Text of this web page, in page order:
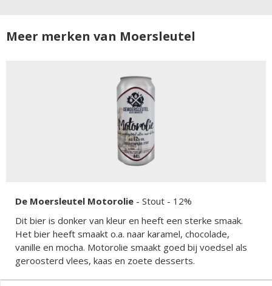
Meer merken van Moersleutel
De Moersleutel Motorolie - Stout - 12%
Dit bier is donker van kleur en heeft een sterke smaak.
Het bier heeft smaakt o.a. naar karamel, chocolade,
vanille en mocha. Motorolie smaakt goed bij voedsel als
geroosterd vlees, kaas en zoete desserts.